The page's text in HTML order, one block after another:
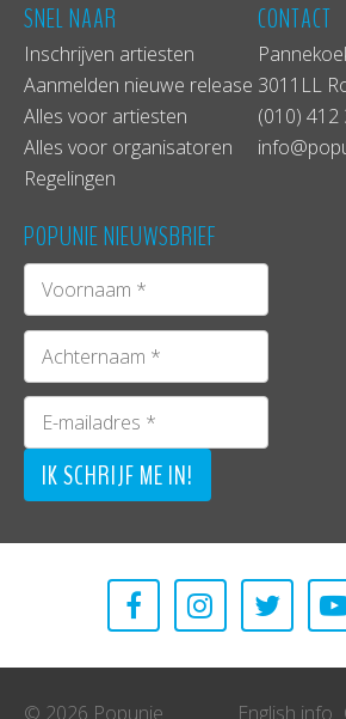
SNEL NAAR
Inschrijven artiesten
Aanmelden nieuwe release
Alles voor artiesten
Alles voor organisatoren
Regelingen
CONTACT
3011LL
(010) 412
POPUNIE NIEUWSBRIEF
© 2026 Popunie English info